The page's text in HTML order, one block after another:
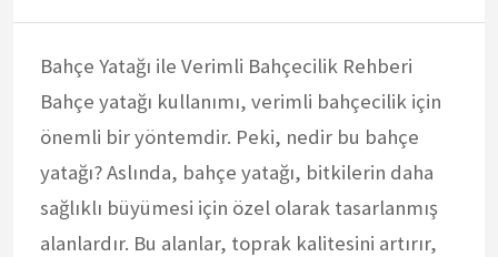
Bahçe Yatağı ile Verimli Bahçecilik Rehberi
Bahçe yatağı kullanımı, verimli bahçecilik için
önemli bir yöntemdir. Peki, nedir bu bahçe
yatağı? Aslında, bahçe yatağı, bitkilerin daha
sağlıklı büyümesi için özel olarak tasarlanmış
alanlardır. Bu alanlar, toprak kalitesini artırır,